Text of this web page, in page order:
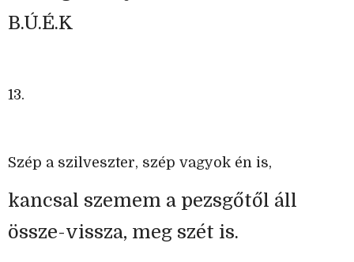
B.Ú.É.K
13.
Szép a szilveszter, szép vagyok én is,
kancsal szemem a pezsgőtől áll
össze-vissza, meg szét is.